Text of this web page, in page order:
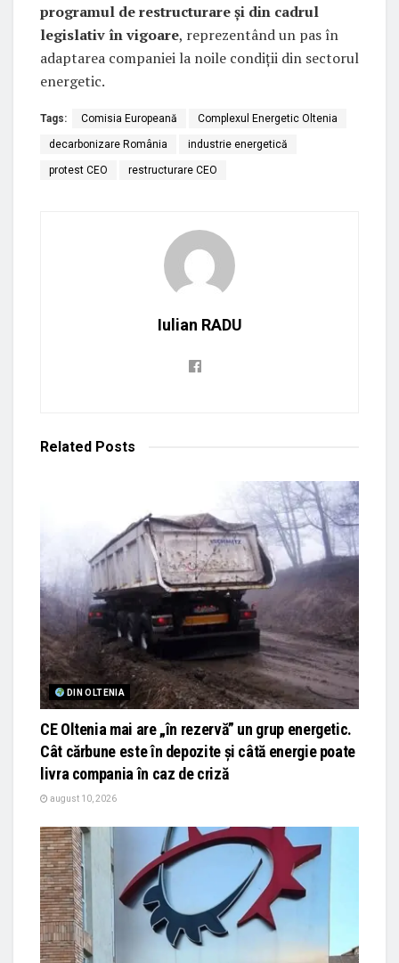
programul de restructurare și din cadrul
legislativ în vigoare, reprezentând un pas în
adaptarea companiei la noile condiții din sectorul
energetic.
Tags: Comisia Europeană Complexul Energetic Oltenia
decarbonizare România industrie energetică
protest CEO restructurare CEO
Iulian RADU
Related Posts
DIN OLTENIA
CE Oltenia mai are „în rezervă” un grup energetic.
Cât cărbune este în depozite și câtă energie poate
livra compania în caz de criză
august 10, 2026